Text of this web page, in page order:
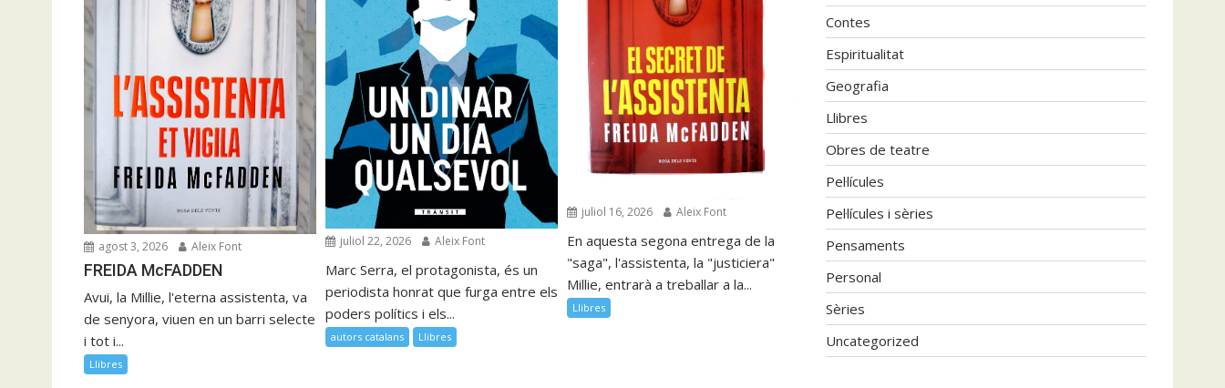
agost 3, 2026 Aleix Font
FREIDA McFADDEN
Avui, la Millie, l'eterna assistenta, va
de senyora, viuen en un barri selecte
i tot i...
Llibres
juliol 22, 2026 Aleix Font
Marc Serra, el protagonista, és un
periodista honrat que furga entre els
poders polítics i els...
autors catalans Llibres
juliol 16, 2026 Aleix Font
En aquesta segona entrega de la
"saga", l'assistenta, la "justiciera"
Millie, entrarà a treballar a la...
Llibres
Contes
Espiritualitat
Geografia
Llibres
Obres de teatre
Pel·lícules
Pel·lícules i sèries
Pensaments
Personal
Sèries
Uncategorized